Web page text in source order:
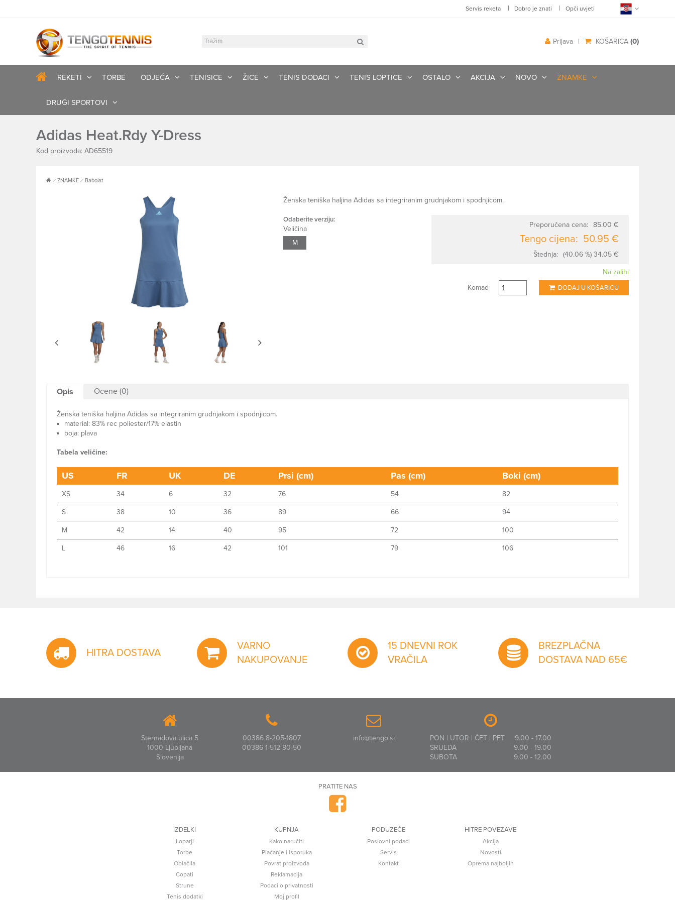
Servis reketa | Dobro je znati | Opči uvjeti
KOŠARICA (0)
|
Prijava
REKETI TORBE ODJEČA TENISICE ŽICE TENIS DODACI TENIS LOPTICE OSTALO AKCIJA NOVO ZNAMKE
DRUGI SPORTOVI
Adidas Heat.Rdy Y-Dress
Kod proizvoda: AD65519
ZNAMKE Babolat
Ženska teniška haljina Adidas sa integriranim grudnjakom i spodnjicom.
Odaberite verziju:
Veličina
M
Preporučena cena: 85.00 €
Tengo cijena: 50.95 €
Štednja: (40.06 %) 34.05 €
Na zalihi
Komad
DODAJ U KOŠARICU
Opis Ocene (0)
Ženska teniška haljina Adidas sa integriranim grudnjakom i spodnjicom.
material: 83% rec poliester/17% elastin
boja: plava
Tabela veličine:
US FR UK DE Prsi (cm) Pas (cm) Boki (cm)
XS 34 6 32 76 54 82
S 38 10 36 89 66 94
M 42 14 40 95 72 100
L 46 16 42 101 79 106
HITRA DOSTAVA
VARNO
NAKUPOVANJE
15 DNEVNI ROK
VRAČILA
BREZPLAČNA
DOSTAVA NAD 65€
Sternadova ulica 5
1000 Ljubljana
Slovenija
00386 8-205-1807
00386 1-512-80-50
info@tengo.si PON | UTOR | ČET | PET
9.00 - 17.00
SRIJEDA
9.00 - 19.00
SUBOTA
9.00 - 12.00
PRATITE NAS
IZDELKI
Loparji
Torbe
Oblačila
Copati
Strune
Tenis dodatki
KUPNJA
Kako naručiti
Plaćanje i isporuka
Povrat proizvoda
Reklamacija
Podaci o privatnosti
Moj profil
PODUZEČE
Poslovni podaci
Servis
Kontakt
HITRE POVEZAVE
Akcija
Novosti
Oprema najboljih